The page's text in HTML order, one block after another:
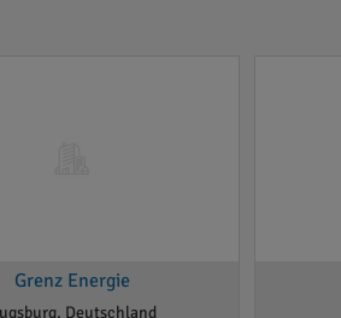
Grenz Energie
Deutschland